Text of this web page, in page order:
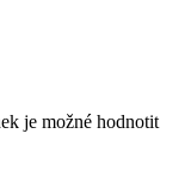
je možné hodnotit